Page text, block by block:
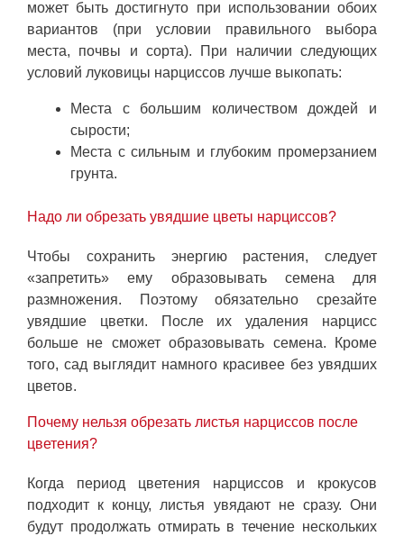
может быть достигнуто при использовании обоих
вариантов (при условии правильного выбора
места, почвы и сорта). При наличии следующих
условий луковицы нарциссов лучше выкопать:
Места с большим количеством дождей и
сырости;
Места с сильным и глубоким промерзанием
грунта.
Надо ли обрезать увядшие цветы нарциссов?
Чтобы сохранить энергию растения, следует
«запретить» ему образовывать семена для
размножения. Поэтому обязательно срезайте
увядшие цветки. После их удаления нарцисс
больше не сможет образовывать семена. Кроме
того, сад выглядит намного красивее без увядших
цветов.
Почему нельзя обрезать листья нарциссов после
цветения?
Когда период цветения нарциссов и крокусов
подходит к концу, листья увядают не сразу. Они
будут продолжать отмирать в течение нескольких